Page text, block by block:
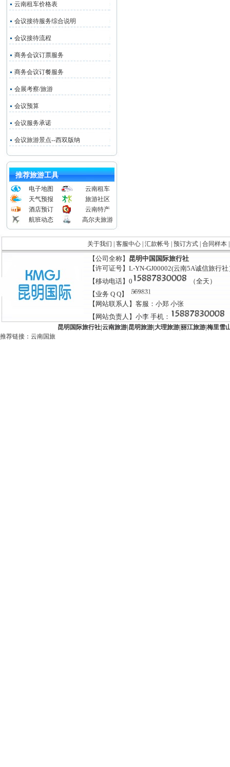
云南租车价格表
会议接待服务综合说明
会议接待流程
商务会议订票服务
商务会议订餐服务
会展考察/旅游
会议预算
会议服务承诺
会议旅游景点--西双版纳
推荐旅游工具
电子地图
云南租车
天气预报
旅游社区
酒店预订
云南特产
航班动态
高尔夫旅游
关于我们 客服中心| 汇款帐号| 预订方式| 合同样本
【公司全称】 昆明中国国际旅行社
【许可证号】L-YN-GJ00002(云南5A诚信旅行社
【移动电话】0
（全天）
【业务 Q Q】
【网站联系人】客服：小郑 小张
【网站负责人】小李 手机：
昆明国际旅行社| 云南旅游| 昆明旅游| 大理旅游| 丽江旅游| 梅里雪
推荐链接： 云南国旅